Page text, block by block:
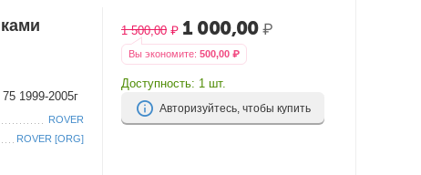
1999-2005г
ROVER
ROVER [ORG]
1 500,00 ₽ 1 000,00 ₽
Вы экономите: 500,00 ₽
Доступность: 1 шт.
Авторизуйтесь, чтобы купить